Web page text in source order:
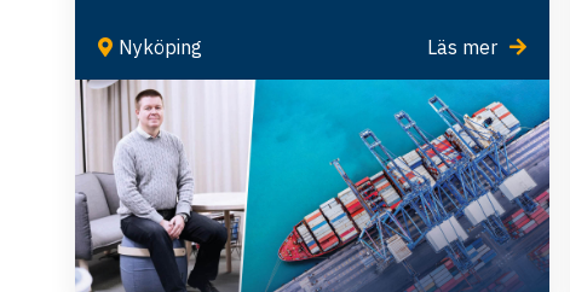
Nyköping Läs mer